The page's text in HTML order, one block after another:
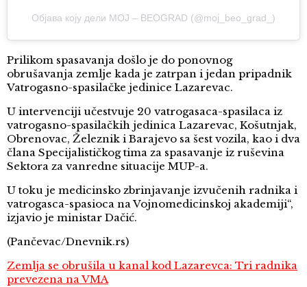
Објава коју дели MOJ – BEOGRAD (@moj_beo_grad_)
Prilikom spasavanja došlo je do ponovnog
obrušavanja zemlje kada je zatrpan i jedan pripadnik
Vatrogasno-spasilačke jedinice Lazarevac.
U intervenciji učestvuje 20 vatrogasaca-spasilaca iz
vatrogasno-spasilačkih jedinica Lazarevac, Košutnjak,
Obrenovac, Železnik i Barajevo sa šest vozila, kao i dva
člana Specijalističkog tima za spasavanje iz ruševina
Sektora za vanredne situacije MUP-a.
U toku je medicinsko zbrinjavanje izvučenih radnika i
vatrogasca-spasioca na Vojnomedicinskoj akademiji“,
izjavio je ministar Dačić.
(Pančevac/Dnevnik.rs)
Zemlja se obrušila u kanal kod Lazarevca: Tri radnika
prevezena na VMA